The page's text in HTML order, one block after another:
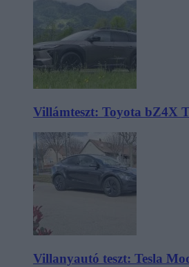
Villámteszt: Toyota bZ4X
Villanyautó teszt: Tesla